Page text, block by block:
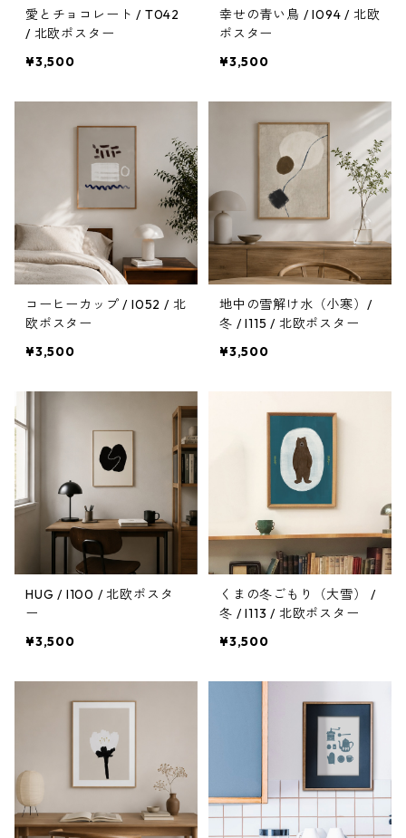
愛とチョコレート / T042
/ 北欧ポスター
¥3,500
幸せの青い鳥 / I094 / 北欧
ポスター
¥3,500
コーヒーカップ / I052 / 北
欧ポスター
¥3,500
地中の雪解け水（小寒）/
冬 / I115 / 北欧ポスター
¥3,500
HUG / I100 / 北欧ポスタ
ー
¥3,500
くまの冬ごもり（大雪） /
冬 / I113 / 北欧ポスター
¥3,500